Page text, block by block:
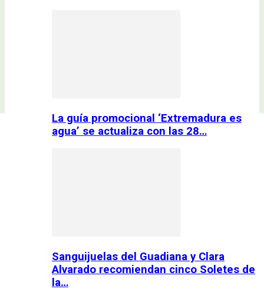
La guía promocional ‘Extremadura es
agua’ se actualiza con las 28…
Sanguijuelas del Guadiana y Clara
Alvarado recomiendan cinco Soletes de
la…